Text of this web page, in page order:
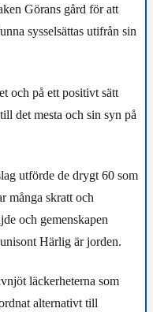
Görans gård för att
sysselsättas utifrån sin
och på ett positivt sätt
det mesta och sin syn på
utförde de drygt 60 som
många skratt och
och gemenskapen
Härlig är jorden.
läckerheterna som
alternativt till